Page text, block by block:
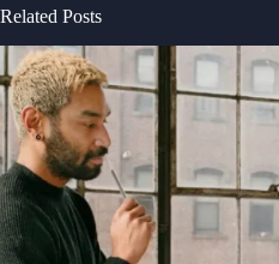
Related Posts